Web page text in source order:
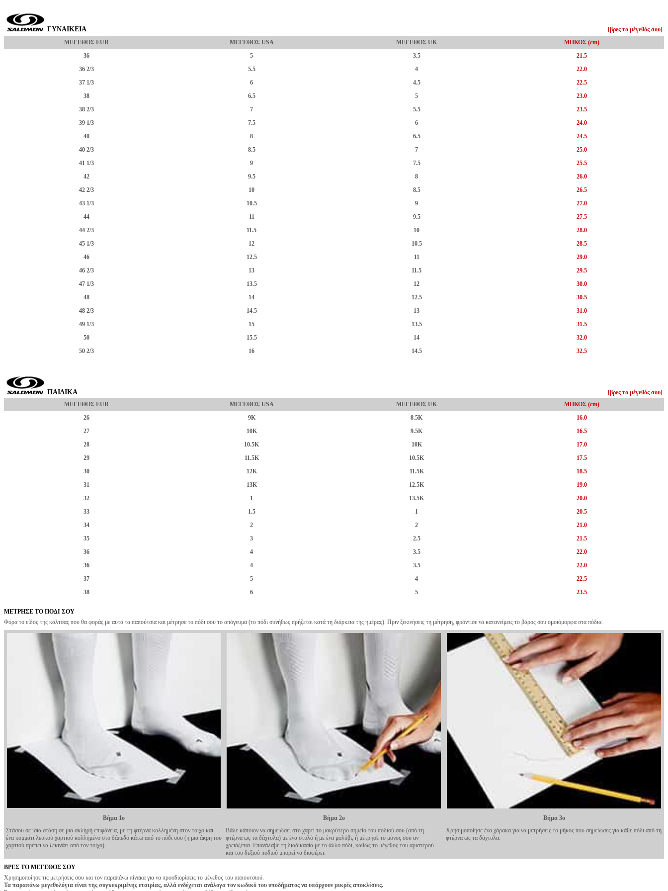
ΓΥΝΑΙΚΕΙΑ
[βρες το μέγεθός σου]
ΜΕΓΕΘΟΣ EUR
ΜΕΓΕΘΟΣ USA ΜΕΓΕΘΟΣ UK
ΜΗΚΟΣ (cm)
36
5 3.5
21.5
36 2/3
5.5 4
22.0
37 1/3
6 4.5
22.5
38
6.5 5
23.0
38 2/3
7 5.5
23.5
39 1/3
7.5 6
24.0
40
8 6.5
24.5
40 2/3
8.5 7
25.0
41 1/3
9 7.5
25.5
42
9.5 8
26.0
42 2/3
10 8.5
26.5
43 1/3
10.5 9
27.0
44
11 9.5
27.5
44 2/3
11.5 10
28.0
45 1/3
12 10.5
28.5
46
12.5 11
29.0
46 2/3
13 11.5
29.5
47 1/3
13.5 12
30.0
48
14 12.5
30.5
48 2/3
14.5 13
31.0
49 1/3
15 13.5
31.5
50
15.5 14
32.0
50 2/3
16 14.5 32.5
ΠΑΙΔΙΚΑ
[βρες το μέγεθός σου]
ΜΕΓΕΘΟΣ EUR
ΜΕΓΕΘΟΣ USA ΜΕΓΕΘΟΣ UK
ΜΗΚΟΣ (cm)
26
9K 8.5K
16.0
27
10K 9.5K
16.5
28
10.5K 10K
17.0
29
11.5K 10.5K
17.5
30
12K 11.5K
18.5
31
13K 12.5K
19.0
32
1 13.5K
20.0
33
1.5 1
20.5
34
2 2
21.0
35
3 2.5
21.5
36
4 3.5
22.0
36
4 3.5
22.0
37
5 4
22.5
38
6 5 23.5
ΜΕΤΡΗΣΕ ΤΟ ΠΟΔΙ ΣΟΥ
Φόρα το είδος της κάλτσας που θα φοράς με αυτά τα παπούτσια και μέτρησε το πόδι σου το απόγευμα (το πόδι συνήθως πρήζεται κατά τη διάρκεια της ημέρας). Πριν ξεκινήσεις τη μέτρηση, φρόντισε να κατανείμεις το βάρος σου ομοιόμορφα στα πόδια.
Βήμα 1ο Βήμα 2ο
Βήμα 3ο
Στάσου σε ίσια στάση σε μια σκληρή επιφάνεια, με τη φτέρνα κολλημένη στον τοίχο και
ένα κομμάτι λευκού χαρτιού κολλημένο στο δάπεδο κάτω από το πόδι σου (η μια άκρη του
χαρτιού πρέπει να ξεκινάει από τον τοίχο).
Βάλε κάποιον να σημειώσει στο χαρτί το μακρύτερο σημείο του ποδιού σου (από τη
φτέρνα ως τα δάχτυλα) με ένα στυλό ή με ένα μολύβι, ή μέτρησέ το μόνος σου αν
χρειάζεται. Επανάλαβε τη διαδικασία με το άλλο πόδι, καθώς το μέγεθος του αριστερού
και του δεξιού ποδιού μπορεί να διαφέρει.
Χρησιμοποίησε ένα χάρακα για να μετρήσεις το μήκος που σημείωσες για κάθε πόδι από τη
φτέρνα ως τα δάχτυλα.
ΒΡΕΣ ΤΟ ΜΕΓΕΘΟΣ ΣΟΥ
Χρησιμοποίησε τις μετρήσεις σου και τον παραπάνω πίνακα για να προσδιορίσεις το μέγεθος του παπουτσιού.
Τα παραπάνω μεγεθολόγια είναι της συγκεκριμένης εταιρίας, αλλά ενδέχεται ανάλογα τον κωδικό του υποδήματος να υπάρχουν μικρές αποκλίσεις.